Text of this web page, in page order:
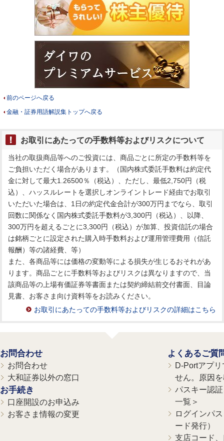
前のページへ戻る
金融・証券用語解説集トップへ戻る
お取引にあたっての手数料等およびリスクについて
当社の取扱商品等へのご投資には、商品ごとに所定の手数料等を
ご負担いただく場合があります。（国内株式委託手数料は約定代
金に対して最大1.26500％（税込）、ただし、最低2,750円（税
込）、ハッスルレートを選択しオンライントレード経由でお取引
いただいた場合は、1日の約定代金合計が300万円までなら、取引
回数に関係なく国内株式委託手数料が3,300円（税込）、以降、
300万円を超えるごとに3,300円（税込）が加算、投資信託の場合
は銘柄ごとに設定された購入時手数料および運用管理費用（信託
報酬）等の諸経費、等）
また、各商品等には価格の変動等による損失が生じるおそれがあ
ります。商品ごとに手数料等およびリスクは異なりますので、当
該商品等の上場有価証券等書面または契約締結前交付書面、目論
見書、お客さま向け資料等をお読みください。
お取引にあたっての手数料等およびリスクの詳細はこちら
お問合わせ
お問合わせ
大和証券以外の窓口
お手続き
口座開設のお申込み
お客さま情報の変更
よくあるご質
D-Portアプ
せん。原因
パスキー認
一覧＞
ログインパ
ード発行）
支店コード